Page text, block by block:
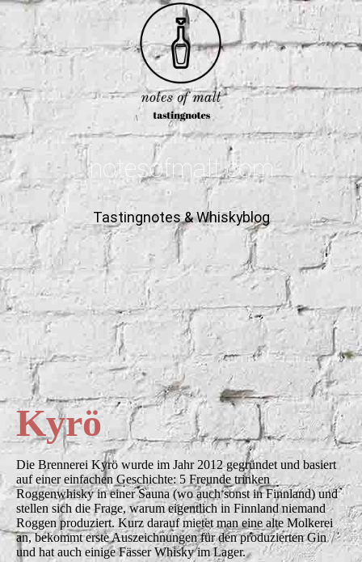
notesofmalt.com
Tastingnotes & Whiskyblog
Kyrö
Die Brennerei Kyrö wurde im Jahr 2012 gegründet und basiert
auf einer einfachen Geschichte: 5 Freunde trinken
Roggenwhisky in einer Sauna (wo auch sonst in Finnland) und
stellen sich die Frage, warum eigentlich in Finnland niemand
Roggen produziert. Kurz darauf mietet man eine alte Molkerei
an, bekommt erste Auszeichnungen für den produzierten Gin
und hat auch einige Fässer Whisky im Lager.